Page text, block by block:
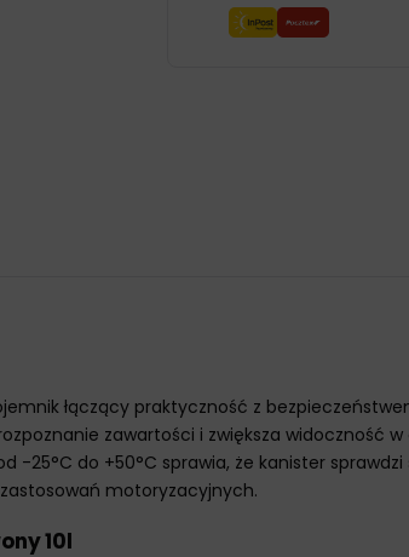
łączący praktyczność z
zawartości i zwiększa widoczność
-25°C do +50°C sprawia, że kanister
motoryzacyjnych.
10l